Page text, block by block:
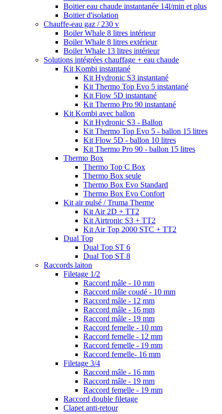
Boitier eau chaude instantanée 14l/min et plus
Boitier d'isolation
Chauffe-eau gaz / 230 v
Boiler Whale 8 litres intérieur
Boiler Whale 8 litres extérieur
Boiler Whale 13 litres intérieur
Solutions intégrées chauffage + eau chaude
Kit Kombi instantané
Kit Hydronic S3 instantané
Kit Thermo Top Evo 5 instantané
Kit Flow 5D instantané
Kit Thermo Pro 90 instantané
Kit Kombi avec ballon
Kit Hydronic S3 - Ballon
Kit Thermo Top Evo 5 - ballon 15 litres
Kit Flow 5D - ballon 10 litres
Kit Thermo Pro 90 - ballon 15 litres
Thermo Box
Thermo Top C Box
Thermo Box seule
Thermo Box Evo Standard
Thermo Box Evo Confort
Kit air pulsé / Truma Therme
Kit Air 2D + TT2
Kit Airtronic S3 + TT2
Kit Air Top 2000 STC + TT2
Dual Top
Dual Top ST 6
Dual Top ST 8
Raccords laiton
Filetage 1/2
Raccord mâle - 10 mm
Raccord mâle coudé - 10 mm
Raccord mâle - 12 mm
Raccord mâle - 16 mm
Raccord mâle - 19 mm
Raccord femelle - 10 mm
Raccord femelle - 12 mm
Raccord femelle - 19 mm
Raccord femelle- 16 mm
Filetage 3/4
Raccord mâle - 16 mm
Raccord mâle - 19 mm
Raccord femelle - 19 mm
Raccord double filetage
Clapet anti-retour